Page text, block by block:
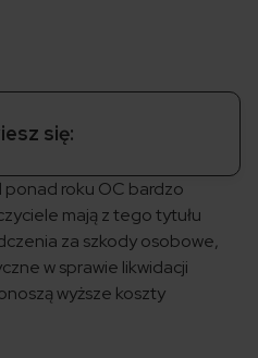
się:
roku OC bardzo
mają z tego tytułu
za szkody osobowe,
w sprawie likwidacji
wyższe koszty